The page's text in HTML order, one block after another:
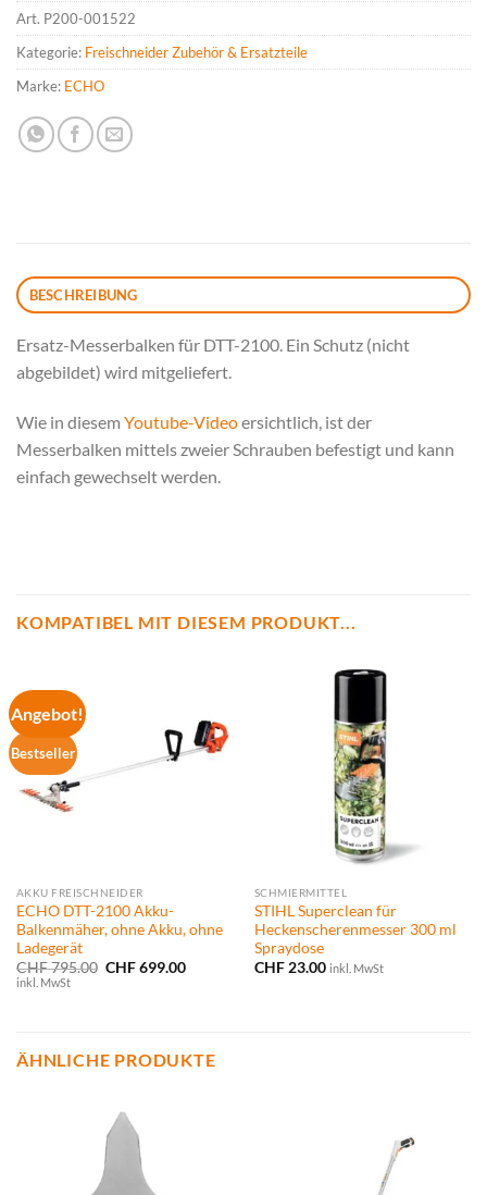
Art. P200-001522
Kategorie: Freischneider Zubehör & Ersatzteile
Marke: ECHO
BESCHREIBUNG
Ersatz-Messerbalken für DTT-2100. Ein Schutz (nicht
abgebildet) wird mitgeliefert.
Wie in diesem Youtube-Videoersichtlich, ist der
Messerbalken mittels zweier Schrauben befestigt und kann
einfach gewechselt werden.
KOMPATIBEL MIT DIESEM PRODUKT...
Angebot!
Bestseller
AKKU FREISCHNEIDER
ECHO DTT-2100 Akku-
Balkenmäher, ohne Akku, ohne
Ladegerät
CHF795.00 Ursprünglicher
CHF699.00Aktueller
inkl. MwSt
SCHMIERMITTEL
STIHL Superclean für
Heckenscherenmesser 300 ml
Spraydose
CHF23.00 inkl. MwSt
ÄHNLICHE PRODUKTE